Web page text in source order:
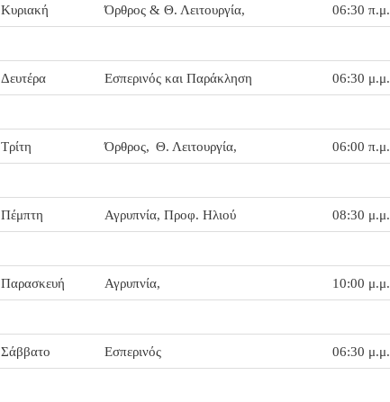
Κυριακή Όρθρος & Θ. Λειτουργία, 06:30 π.μ.
Δευτέρα Εσπερινός και Παράκληση 06:30 μ.μ.
Τρίτη Όρθρος, Θ. Λειτουργία, 06:00 π.μ.
Πέμπτη Αγρυπνία, Προφ. Ηλιού 08:30 μ.μ.
Παρασκευή Αγρυπνία, 10:00 μ.μ.
Σάββατο Εσπερινός 06:30 μ.μ.